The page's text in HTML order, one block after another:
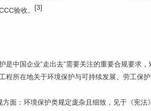
验收。 [3]
是中国企业“走出去”需要关注的重要合规要求
程所在地关于环境保护与可持续发展、劳工保护
方面：环境保护类规定庞杂且细致，见于《宪